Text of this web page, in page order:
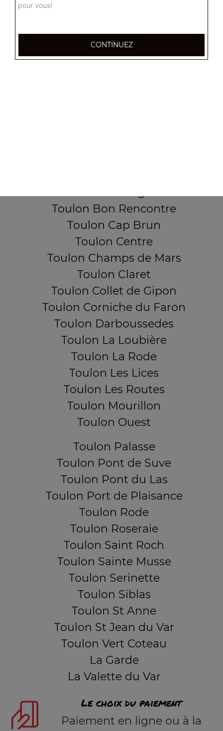
Toulon Bon Rencontre
Toulon Cap Brun
Toulon Centre
Toulon Champs de Mars
Toulon Claret
Toulon Collet de Gipon
Toulon Corniche du Faron
Toulon Darboussedes
Toulon La Loubière
Toulon La Rode
Toulon Les Lices
Toulon Les Routes
Toulon Mourillon
Toulon Ouest
Toulon Palasse
Toulon Pont de Suve
Toulon Pont du Las
Toulon Port de Plaisance
Toulon Rode
Toulon Roseraie
Toulon Saint Roch
Toulon Sainte Musse
Toulon Serinette
Toulon Siblas
Toulon St Anne
Toulon St Jean du Var
Toulon Vert Coteau
La Garde
La Valette du Var
Le choix du paiement
Paiement en ligne ou à la
pour vous!
CONTINUEZ